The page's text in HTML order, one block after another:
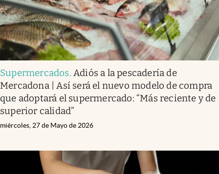
Supermercados.Adiós a la pescadería de
Mercadona | Así será el nuevo modelo de compra
que adoptará el supermercado: “Más reciente y de
superior calidad”
miércoles, 27 de Mayo de 2026